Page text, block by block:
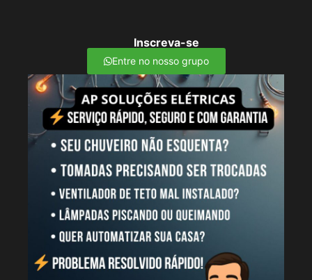
Inscreva-se
Entre no nosso grupo